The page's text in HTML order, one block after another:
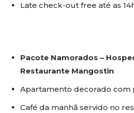
Late check-out free até as
Pacote Namorados –
Restaurante Mangostin
Apartamento decorado com
Café da manhã servido no